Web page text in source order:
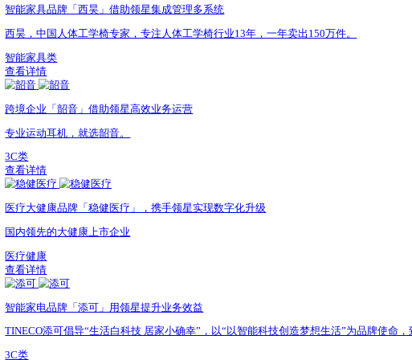
双枪，专注于餐厨工具的制造商。
餐厨具用品
赛维时代科技股份有限公司成立于2012年，国家高新技术企业，致力
服饰类
查看详情
上市企业「盈浩文创」借助领星提升管理效益
盈浩文创，全球文化创意工艺美术品整体供应商。
文创类装饰品
查看详情